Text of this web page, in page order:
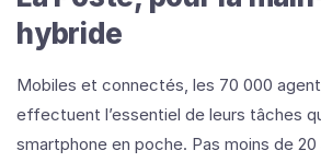
hybride
Mobiles et connectés, les 70 000
effectuent l’essentiel de leurs tâches
smartphone en poche. Pas moins de